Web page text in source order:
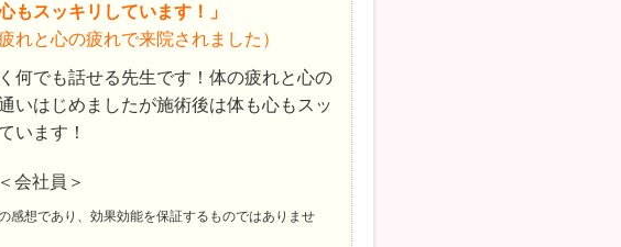
もスッキリしています！」
れと心の疲れで来院されました）
何でも話せる先生です！体の疲れと心の
いはじめましたが施術後は体も心もスッ
います！
会社員＞
感想であり、効果効能を保証するものではありませ